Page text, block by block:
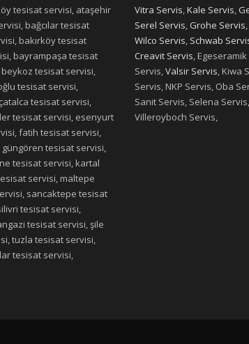
tesisat servisi, ataşehir
bağcılar tesisat
bakırköy tesisat
bayrampaşa tesisat
tesisat servisi,
tesisat servisi,
tesisat servisi,
tesisat servisi, esenyurt
fatih tesisat servisi,
tesisat servisi,
tesisat servisi, kartal
servisi, maltepe
sancaktepe tesisat
tesisat servisi,
tesisat servisi, şile
tuzla tesisat servisi,
tesisat servisi,
Vitra Servis,Kale Servis,
Serel Servis, Grohe Servis,
Wilco Servis, Schwab
Creavit Servis,
Servis,Valsir Servis, Kiwa
Servis, NKP Servis, Oba
Sanit Servis, Selena
Villeroyboch Servis,